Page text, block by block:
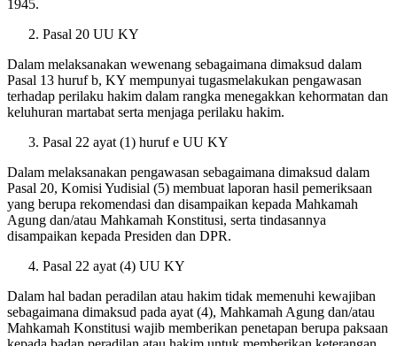
1945.
Pasal 20 UU KY
Dalam melaksanakan wewenang sebagaimana dimaksud dalam
Pasal 13 huruf b, KY mempunyai tugasmelakukan pengawasan
terhadap perilaku hakim dalam rangka menegakkan kehormatan dan
keluhuran martabat serta menjaga perilaku hakim.
Pasal 22 ayat (1) huruf e UU KY
Dalam melaksanakan pengawasan sebagaimana dimaksud dalam
Pasal 20, Komisi Yudisial (5) membuat laporan hasil pemeriksaan
yang berupa rekomendasi dan disampaikan kepada Mahkamah
Agung dan/atau Mahkamah Konstitusi, serta tindasannya
disampaikan kepada Presiden dan DPR.
Pasal 22 ayat (4) UU KY
Dalam hal badan peradilan atau hakim tidak memenuhi kewajiban
sebagaimana dimaksud pada ayat (4), Mahkamah Agung dan/atau
Mahkamah Konstitusi wajib memberikan penetapan berupa paksaan